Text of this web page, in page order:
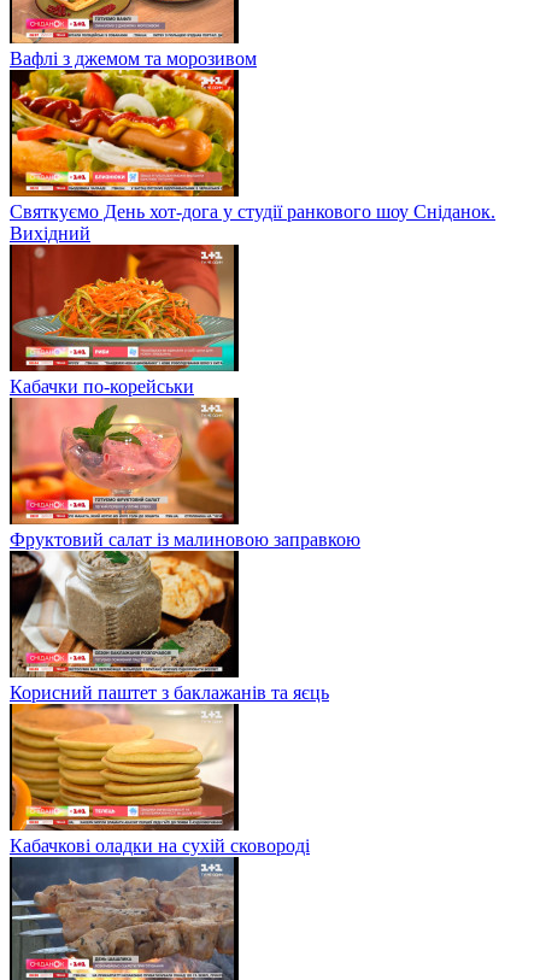
Вафлі з джемом та морозивом
Святкуємо День хот-дога у студії ранкового шоу Сніданок.
Вихідний
Кабачки по-корейськи
Фруктовий салат із малиновою заправкою
Корисний паштет з баклажанів та яєць
Кабачкові оладки на сухій сковороді